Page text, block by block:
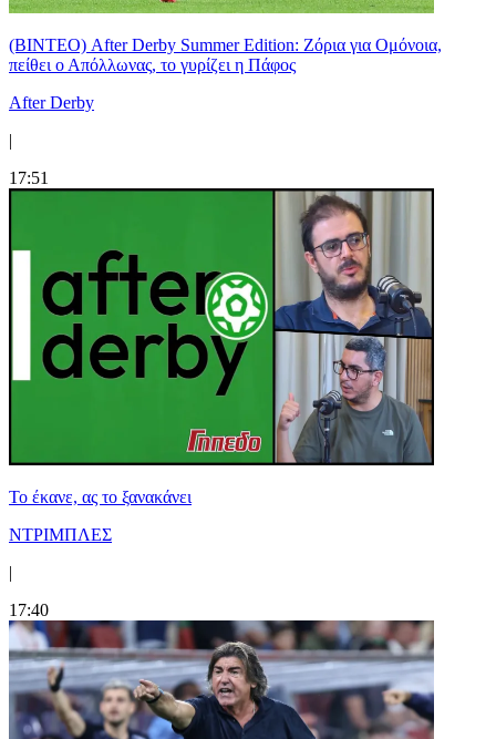
(ΒΙΝΤΕΟ) After Derby Summer Edition: Ζόρια για Ομόνοια,
πείθει ο Απόλλωνας, το γυρίζει η Πάφος
After Derby
|
17:51
Το έκανε, ας το ξανακάνει
ΝΤΡΙΜΠΛΕΣ
|
17:40